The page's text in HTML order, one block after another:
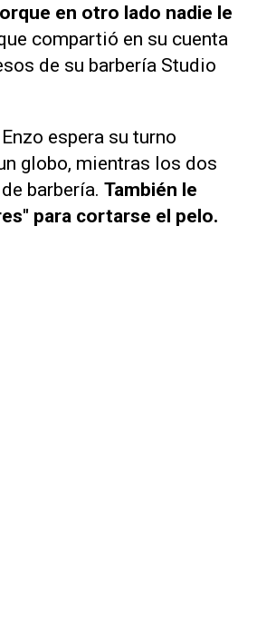
en otro lado nadie le
compartió en su cuenta
de su barbería Studio
espera su turno
globo, mientras los dos
barbería. También le
para cortarse el pelo.